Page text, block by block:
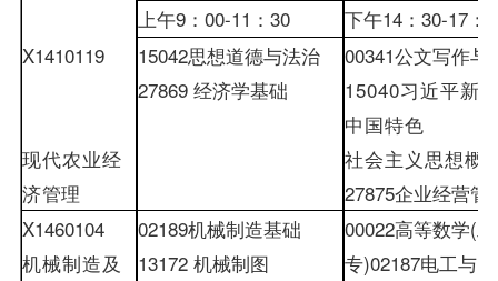
上午9： 00-11 ： 30 下午14： 30-17：
X1410119
15042思想道德与法治
27869 经济学基础
00341公文写作与
15040习近平新
中国特色
现代农业经
济管理
社会主义思想概
27875企业经营管
X1460104
机械制造及
02189机械制造基础
13172 机械制图
00022高等数学(
专)02187电工与